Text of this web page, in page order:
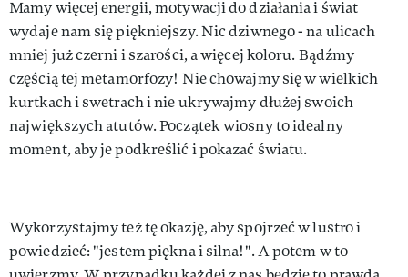
Mamy więcej energii, motywacji do działania i świat
wydaje nam się piękniejszy. Nic dziwnego - na ulicach
mniej już czerni i szarości, a więcej koloru. Bądźmy
częścią tej metamorfozy! Nie chowajmy się w wielkich
kurtkach i swetrach i nie ukrywajmy dłużej swoich
największych atutów. Początek wiosny to idealny
moment, aby je podkreślić i pokazać światu.
Wykorzystajmy też tę okazję, aby spojrzeć w lustro i
powiedzieć: "jestem piękna i silna!". A potem w to